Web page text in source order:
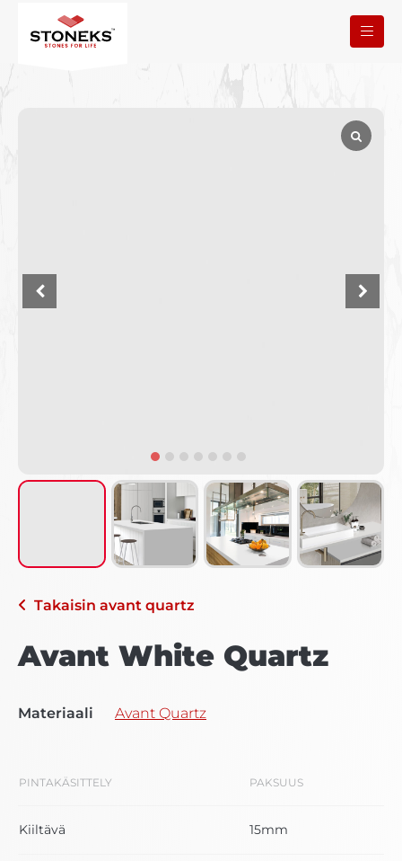
Takaisin avant quartz
Avant White Quartz
Materiaali Avant Quartz
PINTAKÄSITTELY PAKSUUS
Kiiltävä 15mm